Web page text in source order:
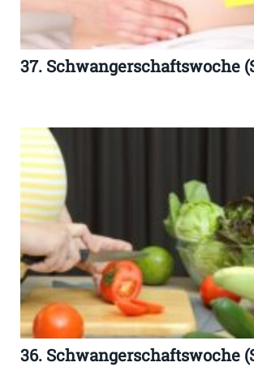
37. Schwangerschaftswoche
36. Schwangerschaftswoche